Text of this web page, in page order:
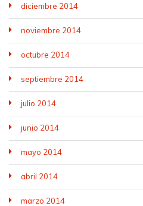
diciembre 2014
noviembre 2014
octubre 2014
septiembre 2014
julio 2014
junio 2014
mayo 2014
abril 2014
marzo 2014